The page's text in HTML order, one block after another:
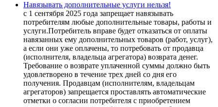
Навязывать дополнительные услуги нельзя!
с 1 сентября 2025 года запрещает навязывать
потребителям любые дополнительные товары, работы и
услуги.Потребитель вправе будет отказаться от оплаты
навязанных ему дополнительных товаров (работ, услуг),
а если они уже оплачены, то потребовать от продавца
(исполнителя, владельца агрегатора) возврата денег.
Требование о возврате уплаченной суммы должно быть
удовлетворено в течение трех дней со дня его
получения. Продавцам (исполнителям, владельцам
агрегаторов) запрещается проставлять автоматические
отметки о согласии потребителя с приобретением